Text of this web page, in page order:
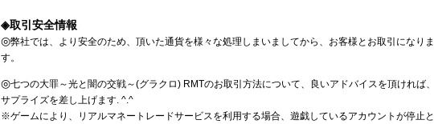
◈取引安全情報
◎弊社では、より安全のため、頂いた通貨を様々な処理しまいましてから、お客様とお取引になりま
す。
◎七つの大罪～光と闇の交戦～(グラクロ) RMTのお取引方法について、良いアドバイスを頂ければ、
サプライズを差し上げます. ^.^
※ゲームにより、リアルマネートレードサービスを利用する場合、遊戯しているアカウントが停止と